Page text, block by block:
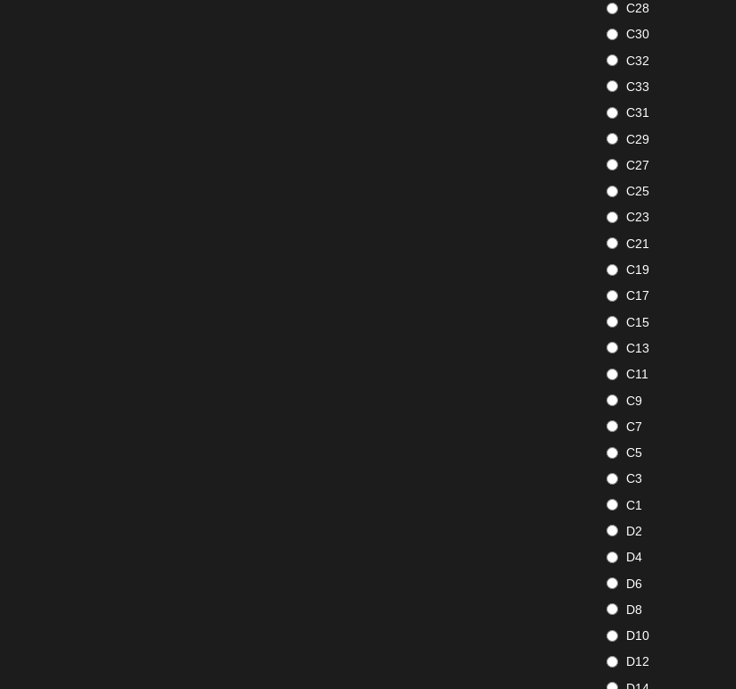
C28
C30
C32
C33
C31
C29
C27
C25
C23
C21
C19
C17
C15
C13
C11
C9
C7
C5
C3
C1
D2
D4
D6
D8
D10
D12